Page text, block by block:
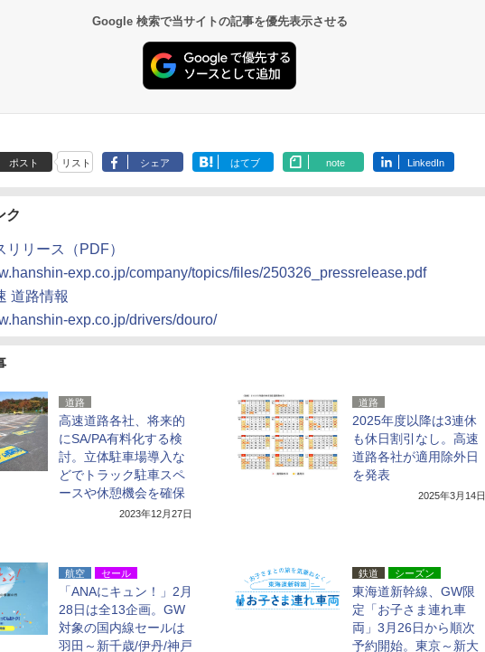
10,450円～
19,541円～
7,950円～
5,758円～
Google 検索で当サイトの記事を優先表示させる
ポスト リスト シェア はてブ note LinkedIn
ク
リリース（PDF）
exp.co.jp/company/topics/files/250326_pressrelease.pdf
道路情報
exp.co.jp/drivers/douro/
道路
高速道路各社、将来的
にSA/PA有料化する検
討。立体駐車場導入な
どでトラック駐車スペ
ースや休憩機会を確保
2023年12月27日
道路
2025年度以降は3連休
も休日割引なし。高速
道路各社が適用除外日
を発表
2025年3月14日
航空 セール
「ANAにキュン！」2月
28日は全13企画。GW
対象の国内線セールは
羽田～新千歳/伊丹/神戸
鉄道 シーズン
東海道新幹線、GW限
定「お子さま連れ車
両」3月26日から順次
予約開始。東京～新大